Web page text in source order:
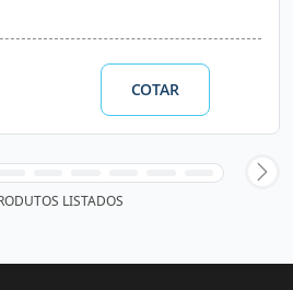
COTAR
LISTADOS